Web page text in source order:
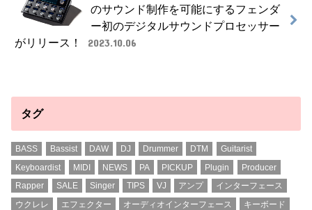
のサウンド制作を可能にするフェンダ
ー初のデジタルサウンドプロセッサー
がリリース！
2023.10.06
タグ
BASS Bassist DAW DJ Drummer DTM
Guitarist
Keyboardist
MIDI NEWS PA PICKUP Plugin
Producer
Rapper
SALE Singer TIPS VJ アンプ
インターフェース
ウクレレ
エフェクター オーディオインターフェース
キーボード